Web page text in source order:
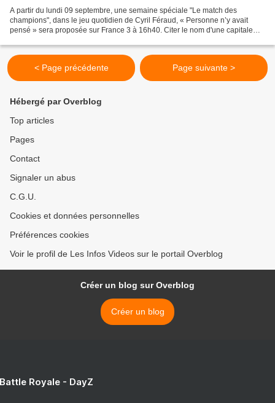
A partir du lundi 09 septembre, une semaine spéciale "Le match des
champions", dans le jeu quotidien de Cyril Féraud, « Personne n’y avait
pensé » sera proposée sur France 3 à 16h40. Citer le nom d'une capitale
< Page précédente Page suivante >
Hébergé par Overblog
Top articles
Pages
Contact
Signaler un abus
C.G.U.
Cookies et données personnelles
Préférences cookies
Voir le profil de Les Infos Videos sur le portail Overblog
Créer un blog sur Overblog
Créer un blog
Royale - DayZ